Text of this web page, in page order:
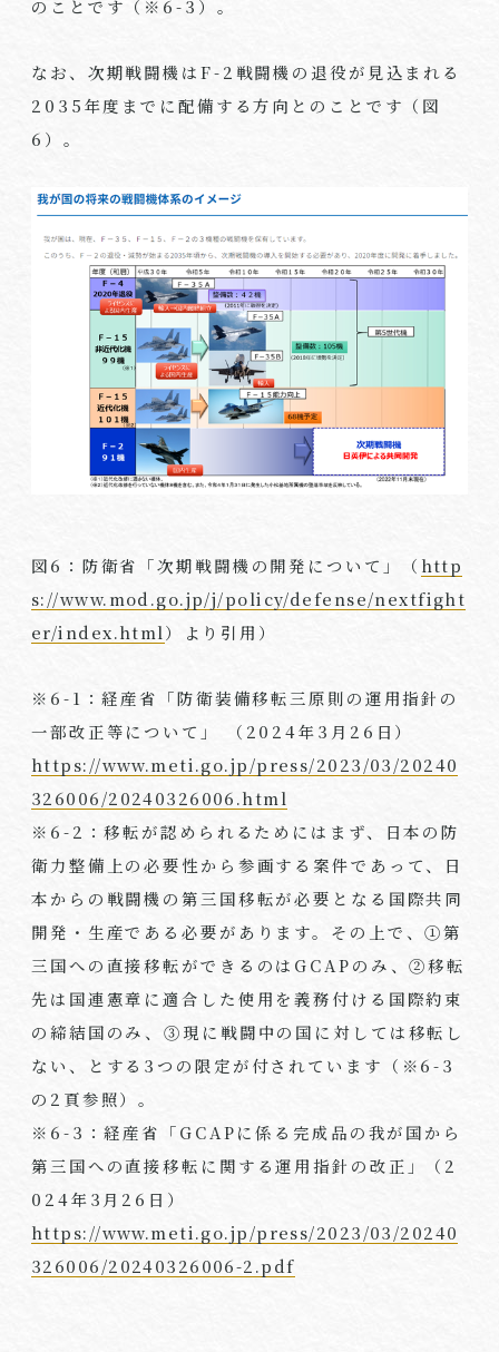
のことです（※ 6-3 ）。
なお、次期戦闘機はF-2戦闘機の退役が見込まれる
2035年度までに配備する方向とのことです（図
6 ）。
図6 ：防衛省「次期戦闘機の開発について」（ http
s://www.mod.go.jp/j/policy/defense/nextfight
er/index.html）より引用）
※ 6-1 ：経産省「防衛装備移転三原則の運用指針の
一部改正等について」 （ 2024年3 月 26 日）
https://www.meti.go.jp/press/2023/03/20240
326006/20240326006.html
※ 6-2 ：移転が認められるためにはまず、日本の防
衛力整備上の必要性から参画する案件であって、日
本からの戦闘機の第三国移転が必要となる国際共同
開発・生産である必要があります。その上で、①第
三国への直接移転ができるのは GCAPのみ、②移転
先は国連憲章に適合した使用を義務付ける国際約束
の締結国のみ、③現に戦闘中の国に対しては移転し
ない、とする 3 つの限定が付されています（※6-3
の 2 頁参照）。
※6-3：経産省「GCAPに係る完成品の我が国から
第三国への直接移転に関する運用指針の改正」（ 2
024年3 月 26 日）
https://www.meti.go.jp/press/2023/03/20240
326006/20240326006-2.pdf